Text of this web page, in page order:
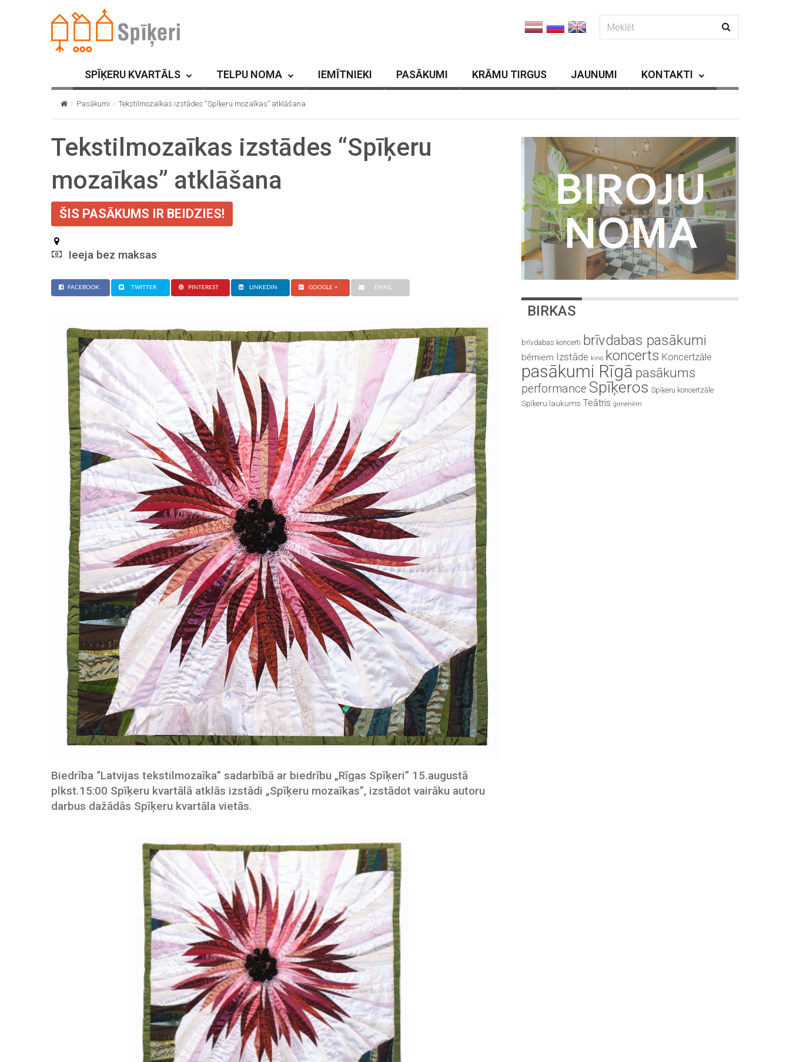
SPĪĶERU KVARTĀLS TELPU NOMA IEMĪTNIEKI PASĀKUMI KRĀMU TIRGUS JAUNUMI KONTAKTI
Pasākumi Tekstilmozaīkas izstādes “Spīķeru mozaīkas” atklāšana
Tekstilmozaīkas izstādes “Spīķeru
mozaīkas” atklāšana
ŠIS PASĀKUMS IR BEIDZIES!
Ieeja bez maksas
FACEBOOK TWITTER PINTEREST LINKEDIN GOOGLE + EMAIL
Biedrība “Latvijas tekstilmozaīka” sadarbībā ar biedrību „Rīgas Spīķeri” 15.augustā
plkst.15:00 Spīķeru kvartālā atklās izstādi „Spīķeru mozaīkas”, izstādot vairāku autoru
darbus dažādās Spīķeru kvartāla vietās.
BIRKAS
brīvdabas koncerti brīvdabas pasākumi
bērniem Izstāde kino koncerts Koncertzāle
pasākumi Rīgā pasākums
performance Spīķeros Spīķeru koncertzāle
Spīķeru laukums Teātris ģimenēm